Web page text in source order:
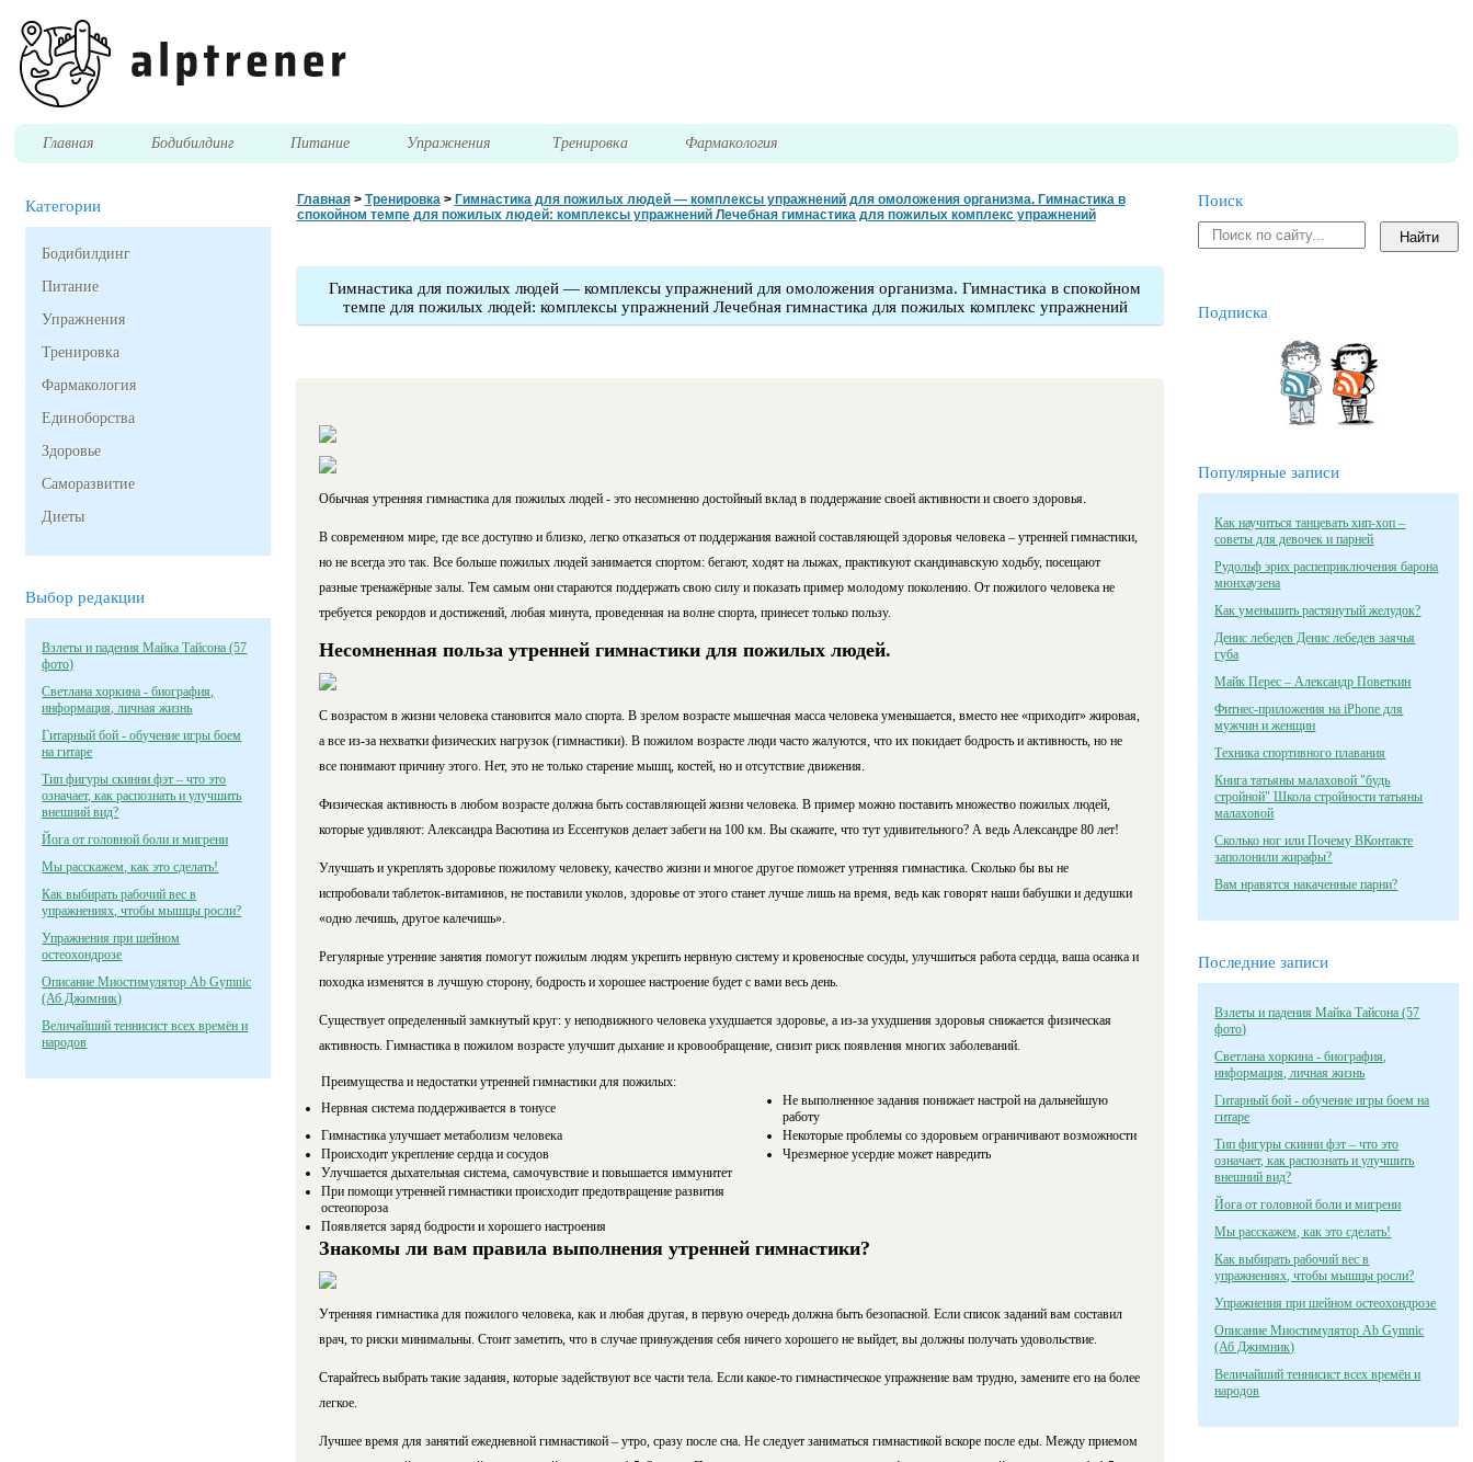
Главная Бодибилдинг Питание Упражнения Тренировка Фармакология
Категории
Бодибилдинг
Питание
Упражнения
Тренировка
Фармакология
Единоборства
Здоровье
Саморазвитие
Диеты
Выбор редакции
Взлеты и падения Майка Тайсона (57
фото)
Светлана хоркина - биография,
информация, личная жизнь
Гитарный бой - обучение игры боем
на гитаре
Тип фигуры скинни фэт – что это
означает, как распознать и улучшить
внешний вид?
Йога от головной боли и мигрени
Мы расскажем, как это сделать!
Как выбирать рабочий вес в
упражнениях, чтобы мышцы росли?
Упражнения при шейном
остеохондрозе
Описание Миостимулятор Ab Gymnic
(Аб Джимник)
Величайший теннисист всех времён и
народов
Главная> Тренировка> Гимнастика для пожилых людей — комплексы упражнений для омоложения организма. Гимнастика в
спокойном темпе для пожилых людей: комплексы упражнений Лечебная гимнастика для пожилых комплекс упражнений
Гимнастика для пожилых людей — комплексы упражнений для омоложения организма. Гимнастика в спокойном
темпе для пожилых людей: комплексы упражнений Лечебная гимнастика для пожилых комплекс упражнений
Обычная утренняя гимнастика для пожилых людей - это несомненно достойный вклад в поддержание своей активности и своего здоровья.
В современном мире, где все доступно и близко, легко отказаться от поддержания важной составляющей здоровья человека – утренней гимнастики,
но не всегда это так. Все больше пожилых людей занимается спортом: бегают, ходят на лыжах, практикуют скандинавскую ходьбу, посещают
разные тренажёрные залы. Тем самым они стараются поддержать свою силу и показать пример молодому поколению. От пожилого человека не
требуется рекордов и достижений, любая минута, проведенная на волне спорта, принесет только пользу.
Несомненная польза утренней гимнастики для пожилых людей.
С возрастом в жизни человека становится мало спорта. В зрелом возрасте мышечная масса человека уменьшается, вместо нее «приходит» жировая,
а все из-за нехватки физических нагрузок (гимнастики). В пожилом возрасте люди часто жалуются, что их покидает бодрость и активность, но не
все понимают причину этого. Нет, это не только старение мышц, костей, но и отсутствие движения.
Физическая активность в любом возрасте должна быть составляющей жизни человека. В пример можно поставить множество пожилых людей,
которые удивляют: Александра Васютина из Ессентуков делает забеги на 100 км. Вы скажите, что тут удивительного? А ведь Александре 80 лет!
Улучшать и укреплять здоровье пожилому человеку, качество жизни и многое другое поможет утренняя гимнастика. Сколько бы вы не
испробовали таблеток-витаминов, не поставили уколов, здоровье от этого станет лучше лишь на время, ведь как говорят наши бабушки и дедушки
«одно лечишь, другое калечишь».
Регулярные утренние занятия помогут пожилым людям укрепить нервную систему и кровеносные сосуды, улучшиться работа сердца, ваша осанка и
походка изменятся в лучшую сторону, бодрость и хорошее настроение будет с вами весь день.
Существует определенный замкнутый круг: у неподвижного человека ухудшается здоровье, а из-за ухудшения здоровья снижается физическая
активность. Гимнастика в пожилом возрасте улучшит дыхание и кровообращение, снизит риск появления многих заболеваний.
Преимущества и недостатки утренней гимнастики для пожилых:
Нервная система поддерживается в тонусе
Не выполненное задания понижает настрой на дальнейшую
работу
Гимнастика улучшает метаболизм человека
Некоторые проблемы со здоровьем ограничивают возможности
Происходит укрепление сердца и сосудов
Чрезмерное усердие может навредить
Улучшается дыхательная система, самочувствие и повышается иммунитет
При помощи утренней гимнастики происходит предотвращение развития
остеопороза
Появляется заряд бодрости и хорошего настроения
Знакомы ли вам правила выполнения утренней гимнастики?
Утренняя гимнастика для пожилого человека, как и любая другая, в первую очередь должна быть безопасной. Если список заданий вам составил
врач, то риски минимальны. Стоит заметить, что в случае принуждения себя ничего хорошего не выйдет, вы должны получать удовольствие.
Старайтесь выбрать такие задания, которые задействуют все части тела. Если какое-то гимнастическое упражнение вам трудно, замените его на более
легкое.
Лучшее время для занятий ежедневной гимнастикой – утро, сразу после сна. Не следует заниматься гимнастикой вскоре после еды. Между приемом
Поиск
Подписка
Популярные записи
Как научиться танцевать хип-хоп –
советы для девочек и парней
Рудольф эрих распеприключения барона
мюнхаузена
Как уменьшить растянутый желудок?
Денис лебедев Денис лебедев заячья
губа
Майк Перес – Александр Поветкин
Фитнес-приложения на iPhone для
мужчин и женщин
Техника спортивного плавания
Книга татьяны малаховой "будь
стройной" Школа стройности татьяны
малаховой
Сколько ног или Почему ВКонтакте
заполонили жирафы?
Вам нравятся накаченные парни?
Последние записи
Взлеты и падения Майка Тайсона (57
фото)
Светлана хоркина - биография,
информация, личная жизнь
Гитарный бой - обучение игры боем на
гитаре
Тип фигуры скинни фэт – что это
означает, как распознать и улучшить
внешний вид?
Йога от головной боли и мигрени
Мы расскажем, как это сделать!
Как выбирать рабочий вес в
упражнениях, чтобы мышцы росли?
Упражнения при шейном остеохондрозе
Описание Миостимулятор Ab Gymnic
(Аб Джимник)
Величайший теннисист всех времён и
народов